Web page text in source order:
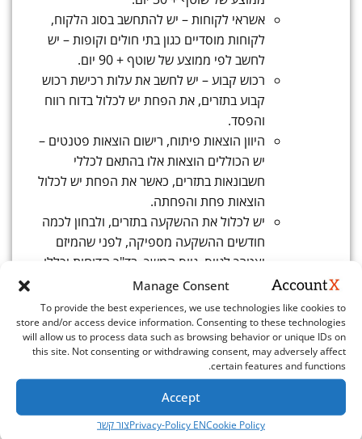
Manage Consent
To provide the best experiences, we use technologies like cookies to
store and/or access device information. Consenting to these technologies
will allow us to process data such as browsing behavior or unique IDs on
this site. Not consenting or withdrawing consent, may adversely affect
certain features and functions.
Accept
Cookie Policy
Privacy-Policy ENצור קשר
אשראי לקוחות – יש להתחשב בסוג הלקוח,
לקוחות מוסדיים כגון בתי חולים וקופות – יש
לחשב לפי ממוצע של שוטף + 90 יום.
רכוש קבוע – יש לחשב את עלות רכישת רכוש
קבוע בתזרים, את הפחת יש לכלול בדוח רווח
והפסד.
היוון הוצאות פיתוח, רישום הוצאות פטנטים –
יש הכוללים הוצאות אלו בהתאם לכללי
חשבונאות בתזרים, כאשר את הפחת יש לכלול
הוצאות פחת והפחתה.
יש לכלול את ההשקעה בתזרים, ולבחון לכמה
חודשים ההשקעה מספיקה, לפני שהמיזם
יצטרך לגייס, גיוס המשך. בד"כ הדוחות יכללו
Post Views: 2,362
מאמרים אחרוניםבנושא